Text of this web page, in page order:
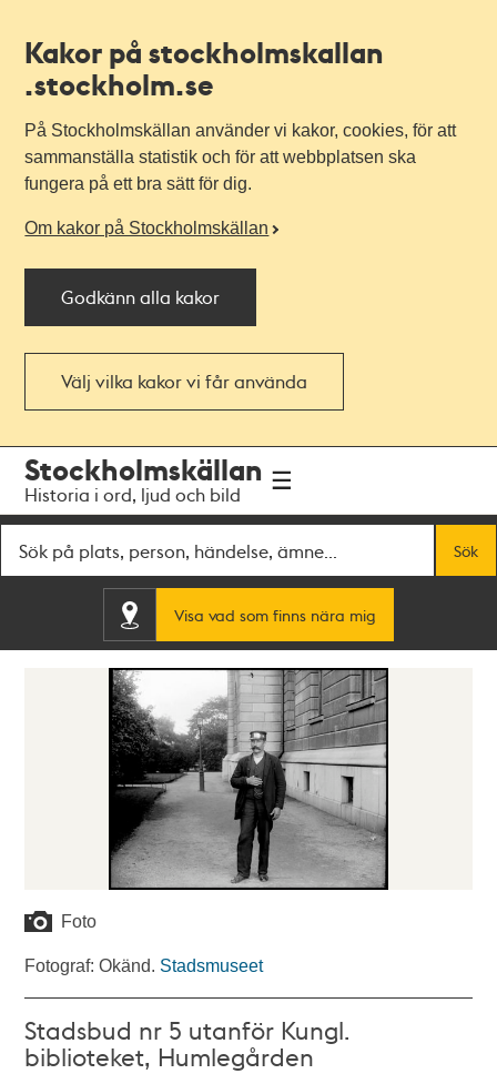
Kakor på stockholmskallan
.stockholm.se
På Stockholmskällan använder vi kakor, cookies, för att
sammanställa statistik och för att webbplatsen ska
fungera på ett bra sätt för dig.
Om kakor på Stockholmskällan
Godkänn alla kakor
Välj vilka kakor vi får använda
navigationen
huvudinnehållet
Stockholmskällan
Historia i ord, ljud och bild
Sök
Visa vad som finns nära mig
Foto
Fotograf: Okänd. Stadsmuseet
Stadsbud nr 5 utanför Kungl.
biblioteket, Humlegården